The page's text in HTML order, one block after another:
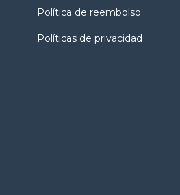
Política de reembolso
Políticas de privacidad